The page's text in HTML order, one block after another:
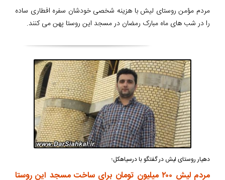
مردم مؤمن روستای لیش با هزینه شخصی خودشان سفره افطاری ساده
را در شب های ماه مبارک رمضان در مسجد این روستا پهن می کنند.
دهیار روستای لیش در گفتگو با درسیاهکل؛
مردم لیش ۲۰۰ میلیون تومان برای ساخت مسجد این روستا